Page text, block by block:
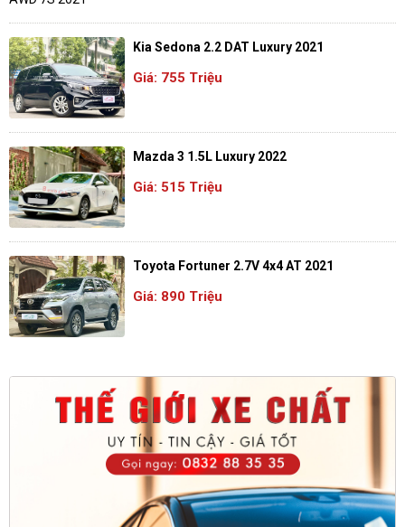
Kia Sedona 2.2 DAT Luxury 2021
Giá: 755 Triệu
Mazda 3 1.5L Luxury 2022
Giá: 515 Triệu
Toyota Fortuner 2.7V 4x4 AT 2021
Giá: 890 Triệu